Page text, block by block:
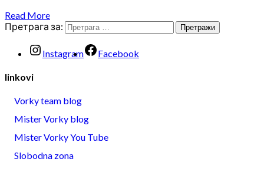
Read More
Претрага за:
Instagram Facebook
linkovi
Vorky team blog
Mister Vorky blog
Mister Vorky You Tube
Slobodna zona